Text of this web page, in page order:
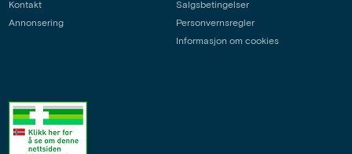
Kontakt
Annonsering
Salgsbetingelser
Personvernsregler
Informasjon om cookies